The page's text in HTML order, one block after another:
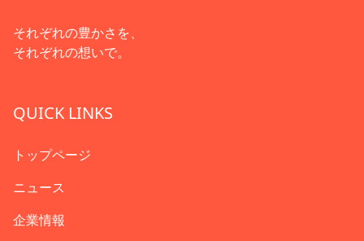
それぞれの豊かさを、
それぞれの想いで。
QUICK LINKS
トップページ
ニュース
企業情報